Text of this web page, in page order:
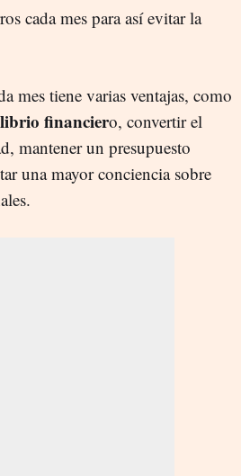
cada mes para así evitar la
mes tiene varias ventajas, como
financiero, convertir el
mantener un presupuesto
una mayor conciencia sobre